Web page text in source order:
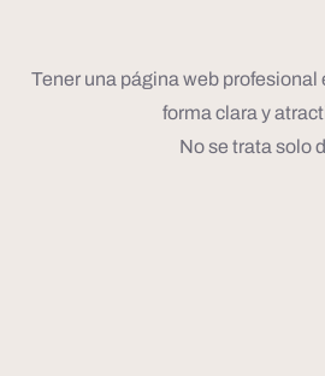
Tener una página web
forma clara y
No se trata solo